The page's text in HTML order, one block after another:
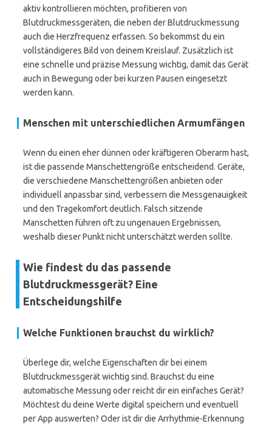
aktiv kontrollieren möchten, profitieren von
Blutdruckmessgeräten, die neben der Blutdruckmessung
auch die Herzfrequenz erfassen. So bekommst du ein
vollständigeres Bild von deinem Kreislauf. Zusätzlich ist
eine schnelle und präzise Messung wichtig, damit das Gerät
auch in Bewegung oder bei kurzen Pausen eingesetzt
werden kann.
Menschen mit unterschiedlichen Armumfängen
Wenn du einen eher dünnen oder kräftigeren Oberarm hast,
ist die passende Manschettengröße entscheidend. Geräte,
die verschiedene Manschettengrößen anbieten oder
individuell anpassbar sind, verbessern die Messgenauigkeit
und den Tragekomfort deutlich. Falsch sitzende
Manschetten führen oft zu ungenauen Ergebnissen,
weshalb dieser Punkt nicht unterschätzt werden sollte.
Wie findest du das passende
Blutdruckmessgerät? Eine
Entscheidungshilfe
Welche Funktionen brauchst du wirklich?
Überlege dir, welche Eigenschaften dir bei einem
Blutdruckmessgerät wichtig sind. Brauchst du eine
automatische Messung oder reicht dir ein einfaches Gerät?
Möchtest du deine Werte digital speichern und eventuell
per App auswerten? Oder ist dir die Arrhythmie-Erkennung